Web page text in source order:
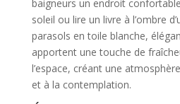
baigneurs un endroit
soleil ou lire un livre à l’ombre
parasols en toile blanche,
apportent une touche de
l’espace, créant une
et à la contemplation.